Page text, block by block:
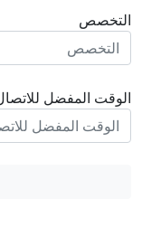
التخصص
الوقت المفضل